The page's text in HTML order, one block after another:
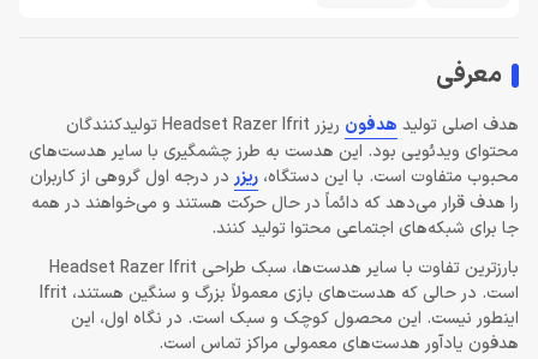
معرفی
هدف اصلی تولید هدفون
ریزر Headset Razer Ifrit تولیدکنندگان
محتوای ویدئویی بود. این هدست به طرز چشمگیری با سایر هدست‌های
محبوب متفاوت است. با این دستگاه، ریزر در درجه اول گروهی از کاربران
را هدف قرار می‌دهد که دائماً در حال حرکت هستند و می‌خواهند در همه
جا برای شبکه‌های اجتماعی محتوا تولید کنند.
بارزترین تفاوت با سایر هدست‌ها، سبک طراحی Headset Razer Ifrit
است. در حالی که هدست‌های بازی معمولاً بزرگ و سنگین هستند، Ifrit
اینطور نیست. این محصول کوچک و سبک است. در نگاه اول، این
هدفون یادآور هدست‌های معمولی مراکز تماس است.